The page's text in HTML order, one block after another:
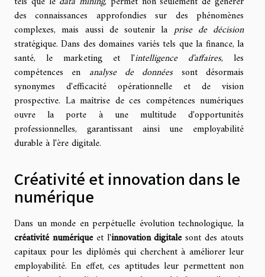
des connaissances approfondies sur des phénomènes
complexes, mais aussi de soutenir laprise de décision
stratégique. Dans des domaines variés tels que la finance, la
santé, le marketing et l'intelligence d'affaires, les
compétences en analyse de donnéessont désormais
synonymes d'efficacité opérationnelle et de vision
prospective. La maîtrise de ces compétences numériques
ouvre la porte à une multitude d'opportunités
professionnelles, garantissant ainsi une employabilité
durable à l'ère digitale.
Créativité et innovation dans le
numérique
Dans un monde en perpétuelle évolution technologique, la
créativité numériqueet l'innovation digitalesont des atouts
capitaux pour les diplômés qui cherchent à améliorer leur
employabilité. En effet, ces aptitudes leur permettent non